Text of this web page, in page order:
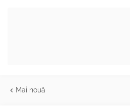
Mai nouă